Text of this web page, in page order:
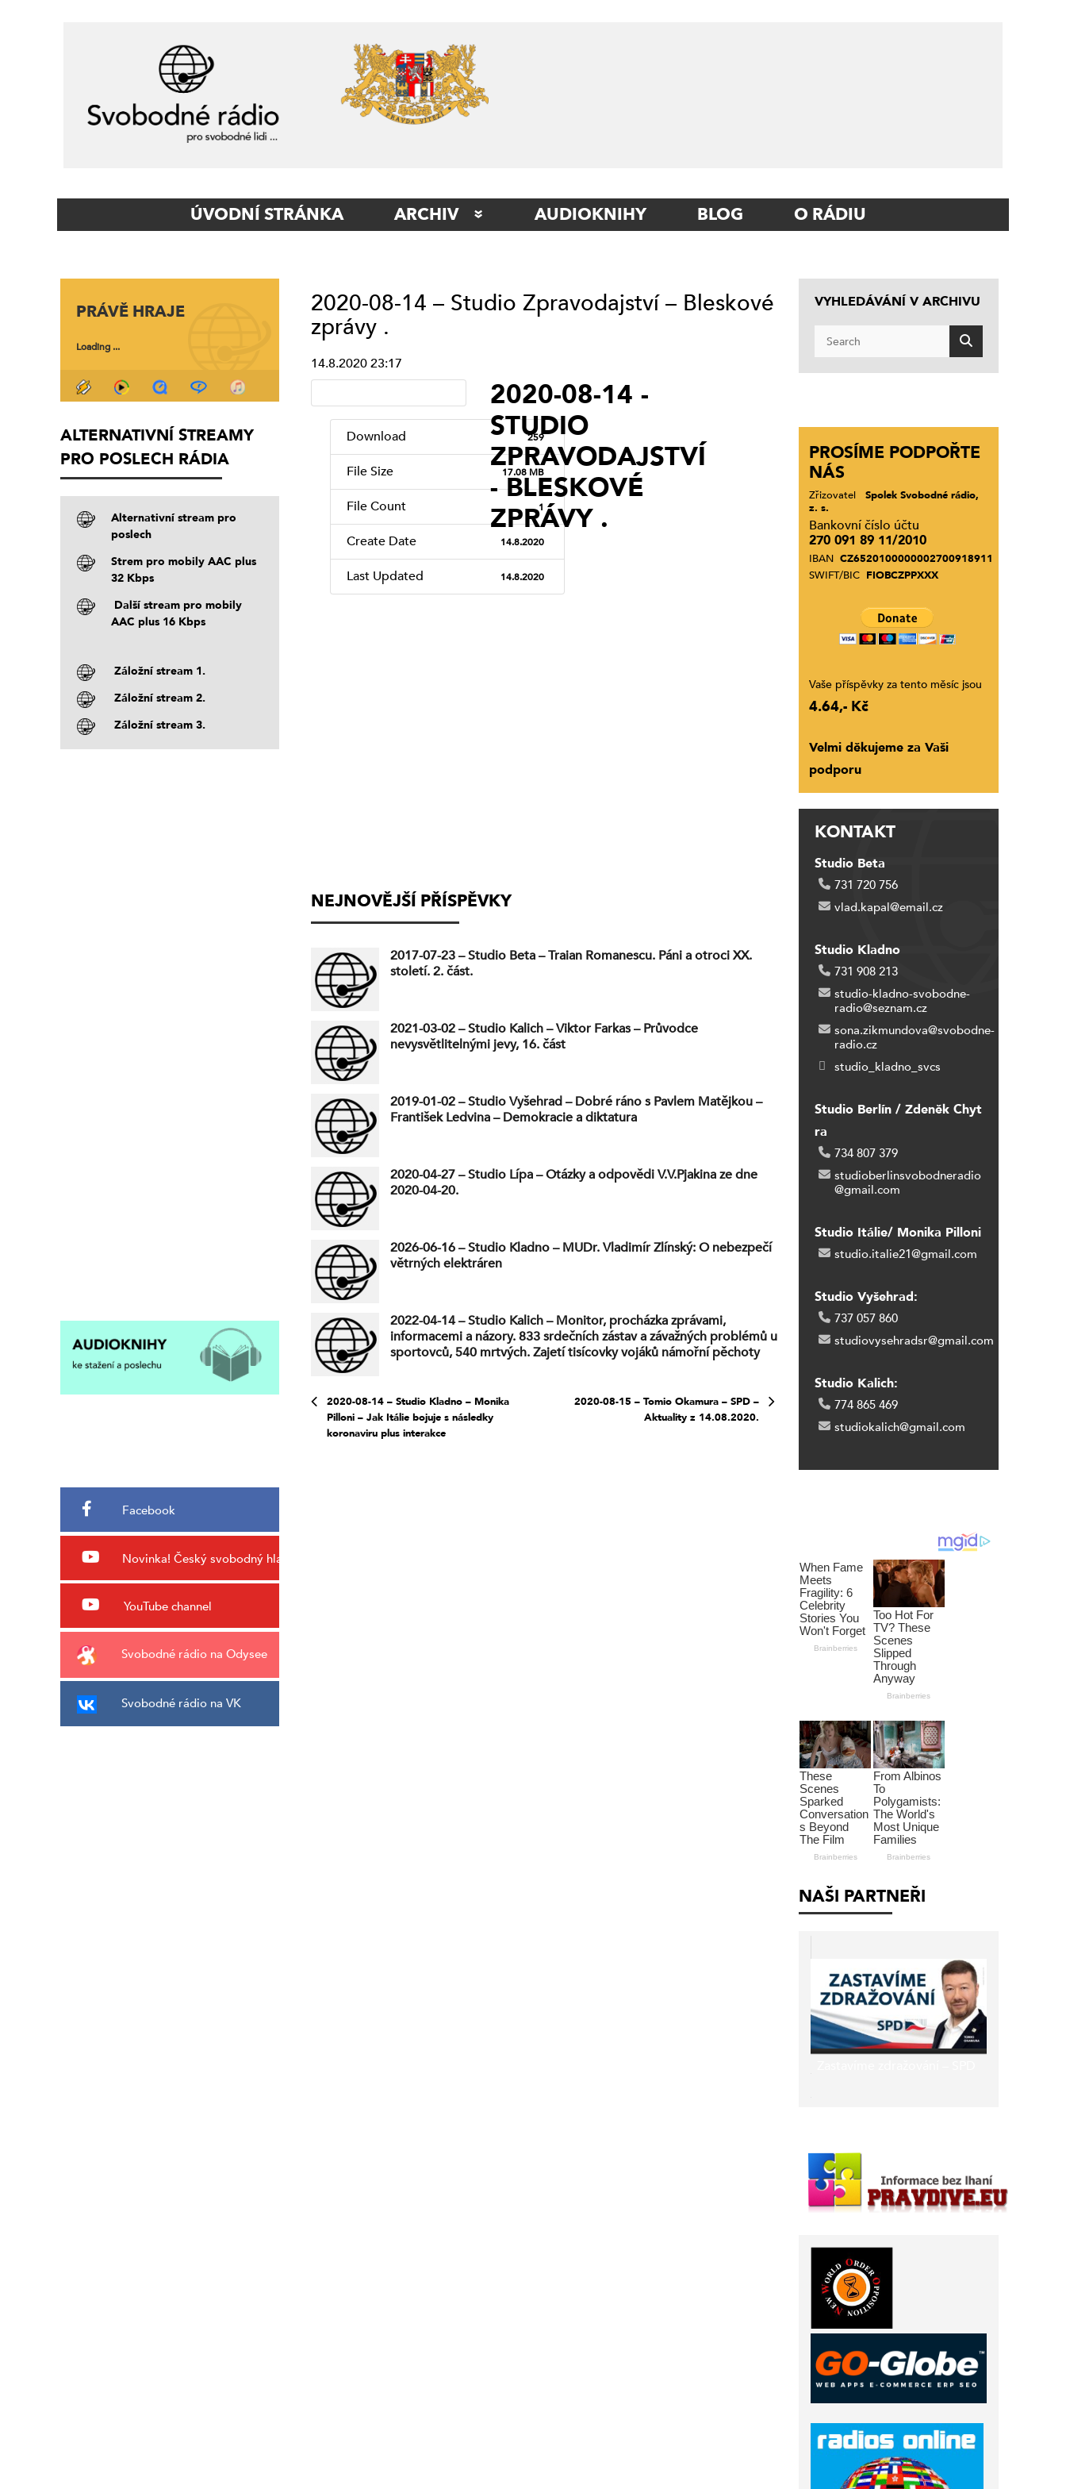
Navigation
ÚVODNÍ STRÁNKA ARCHIV
STUDIO ITÁLIE
STUDIO KALICH
OSTATNÍ
STUDIO LÍPA PRAHA
(VYSÍLÁNÍ
SERVISNÍ STUDIO
(VYSÍLÁNÍ
UKONČENO)
TAPIN RADIO
AUDIOKNIHY BLOG O RÁDIU
PRÁVĚ HRAJE
Loading ...
ALTERNATIVNÍ STREAMY
PRO POSLECH RÁDIA
Alternativní stream pro
poslech
Strem pro mobily AAC plus
32 Kbps
Další stream pro mobily
AAC plus 16 Kbps
Záložní stream 1.
Záložní stream 2.
Záložní stream 3.
Facebook
Novinka! Český svobodný hlas
YouTube channel
Svobodné rádio na Odysee
Svobodné rádio na VK
2020-08-14 – Studio Zpravodajství – Bleskové
zprávy .
14.8.2020 23:17
Download 259
File Size 17.08 MB
File Count 1
Create Date 14.8.2020
Last Updated 14.8.2020
2020-08-14 -
STUDIO
ZPRAVODAJSTVÍ
- BLESKOVÉ
ZPRÁVY .
NEJNOVĚJŠÍ PŘÍSPĚVKY
2017-07-23 – Studio Beta – Traian Romanescu. Páni a otroci XX.
století. 2. část.
2021-03-02 – Studio Kalich – Viktor Farkas – Průvodce
nevysvětlitelnými jevy, 16. část
2019-01-02 – Studio Vyšehrad – Dobré ráno s Pavlem Matějkou –
František Ledvina – Demokracie a diktatura
2020-04-27 – Studio Lípa – Otázky a odpovědi V.V.Pjakina ze dne
2020-04-20.
2026-06-16 – Studio Kladno – MUDr. Vladimír Zlínský: O nebezpečí
větrných elektráren
2022-04-14 – Studio Kalich – Monitor, procházka zprávami,
informacemi a názory. 833 srdečních zástav a závažných problémů u
sportovců, 540 mrtvých. Zajetí tisícovky vojáků námořní pěchoty
Mezi cizinci v cizí zemi. Nekorektní fejeton.
2020-08-14 – Studio Kladno – Monika
Pilloni – Jak Itálie bojuje s následky
koronaviru plus interakce
2020-08-15 – Tomio Okamura – SPD –
Aktuality z 14.08.2020.
VYHLEDÁVÁNÍ V ARCHIVU
PROSÍME PODPOŘTE
NÁS
Zřizovatel
Spolek Svobodné rádio,
z. s.
Bankovní číslo účtu
270 091 89 11/2010
IBAN CZ6520100000002700918911
SWIFT/BIC FIOBCZPPXXX
Vaše příspěvky za tento měsíc jsou
4.64,- Kč
Velmi děkujeme za Vaši
podporu
KONTAKT
Studio Beta
731 720 756
vlad.kapal@email.cz
Studio Kladno
731 908 213
studio-kladno-svobodne-
radio@seznam.cz
sona.zikmundova@svobodne-
radio.cz
studio_kladno_svcs
Studio Berlín / Zdeněk Chyt
ra
734 807 379
studioberlinsvobodneradio
@gmail.com
Studio Itálie/ Monika Pilloni
studio.italie21@gmail.com
Studio Vyšehrad:
737 057 860
studiovysehradsr@gmail.com
Studio Kalich:
774 865 469
studiokalich@gmail.com
NAŠI PARTNEŘI